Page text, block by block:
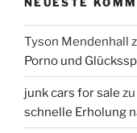
Tyson Mendenhall
Porno und
junk cars for sale zu
schnelle Erholung